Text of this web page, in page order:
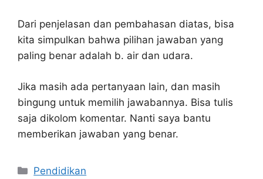
Dari penjelasan dan pembahasan diatas, bisa
kita simpulkan bahwa pilihan jawaban yang
paling benar adalah b. air dan udara.
Jika masih ada pertanyaan lain, dan masih
bingung untuk memilih jawabannya. Bisa tulis
saja dikolom komentar. Nanti saya bantu
memberikan jawaban yang benar.
Kategori
Pendidikan